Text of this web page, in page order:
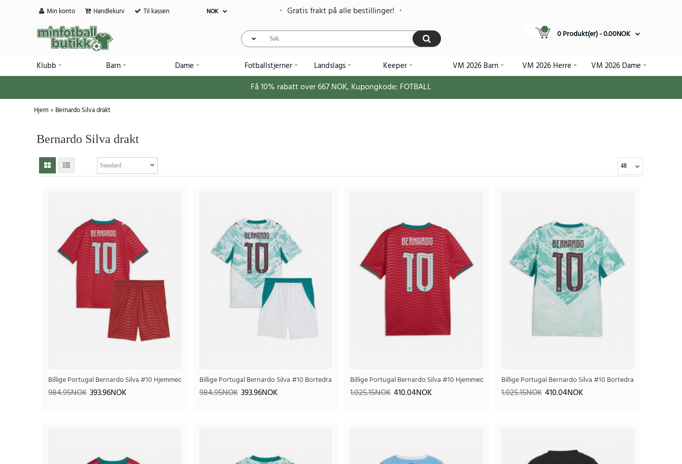
Min konto Handlekurv Til kassen NOK Gratis frakt på alle bestillinger!
0 Produkt(er) - 0.00NOK
Klubb Barn Dame Fotballstjerner Landslags Keeper VM 2026 Barn VM 2026 Herre VM 2026 Dame
Få 10% rabatt over667 NOK, Kupongkode: FOTBALL
Hjem Bernardo Silva drakt
Bernardo Silva drakt
984.95NOK
..
Billige Portugal Bernardo Silva #10 Hjemmedraktsett Barn VM 2026 Kortermet (+ Korte bukser)
984.95NOK 393.96NOK
Billige Portugal Bernardo Silva #10 Bortedraktsett Barn VM 2026 Kortermet (+ Korte bukser)
984.95NOK 393.96NOK
Billige Portugal Bernardo Silva #10 Hjemmedrakt VM 2026 Kortermet
1.025.15NOK 410.04NOK
Billige Portugal Bernardo Silva #10 Bortedrakt VM 2026
1.025.15NOK 410.04NOK